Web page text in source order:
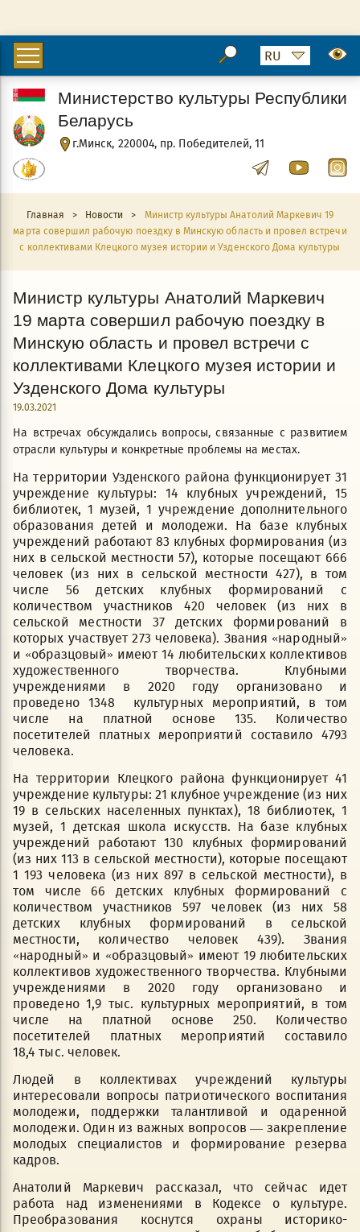
г.Минск, 220004, пр. Победителей, 11
Министерство культуры Республики
Беларусь
Главная > Новости >
Министр культуры Анатолий Маркевич 19
марта совершил рабочую поездку в Минскую область и провел встречи
с коллективами Клецкого музея истории и Узденского Дома культуры
Министр культуры Анатолий Маркевич
19 марта совершил рабочую поездку в
Минскую область и провел встречи с
коллективами Клецкого музея истории и
Узденского Дома культуры
19.03.2021
На встречах обсуждались вопросы, связанные с развитием
отрасли культуры и конкретные проблемы на местах.
На территории Узденского района функционирует 31
учреждение культуры: 14 клубных учреждений, 15
библиотек, 1 музей, 1 учреждение дополнительного
образования детей и молодежи. На базе клубных
учреждений работают 83 клубных формирования (из
них в сельской местности 57), которые посещают 666
человек (из них в сельской местности 427), в том
числе 56 детских клубных формирований с
количеством участников 420 человек (из них в
сельской местности 37 детских формирований в
которых участвует 273 человека). Звания «народный»
и «образцовый» имеют 14 любительских коллективов
художественного творчества. Клубными
учреждениями в 2020 году организовано и
проведено 1348 культурных мероприятий, в том
числе на платной основе 135. Количество
посетителей платных мероприятий составило 4793
человека.
На территории Клецкого района функционирует 41
учреждение культуры: 21 клубное учреждение (из них
19 в сельских населенных пунктах), 18 библиотек, 1
музей, 1 детская школа искусств. На базе клубных
учреждений работают 130 клубных формирований
(из них 113 в сельской местности), которые посещают
1 193 человека (из них 897 в сельской местности), в
том числе 66 детских клубных формирований с
количеством участников 597 человек (из них 58
детских клубных формирований в сельской
местности, количество человек 439). Звания
«народный» и «образцовый» имеют 19 любительских
коллективов художественного творчества. Клубными
учреждениями в 2020 году организовано и
проведено 1,9 тыс. культурных мероприятий, в том
числе на платной основе 250. Количество
посетителей платных мероприятий составило
18,4 тыс. человек.
Людей в коллективах учреждений культуры
интересовали вопросы патриотического воспитания
молодежи, поддержки талантливой и одаренной
молодежи. Один из важных вопросов — закрепление
молодых специалистов и формирование резерва
кадров.
Анатолий Маркевич рассказал, что сейчас идет
работа над изменениями в Кодексе о культуре.
Преобразования коснутся охраны историко-